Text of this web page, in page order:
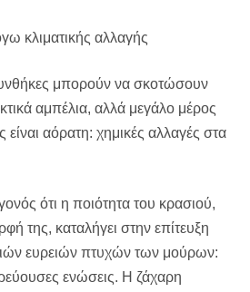
κλιματικής αλλαγής
μπορούν να σκοτώσουν
αμπέλια, αλλά μεγάλο μέρος
είναι αόρατη: χημικές αλλαγές στα
ότι η ποιότητα του κρασιού,
της, καταλήγει στην επίτευξη
ευρειών πτυχών των μούρων:
ενώσεις. Η ζάχαρη